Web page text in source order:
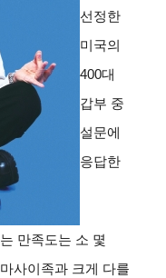
선정한
미국의
400대
갑부 중
설문에
응답한
만족도는 소 몇
사이족과 크게 다를